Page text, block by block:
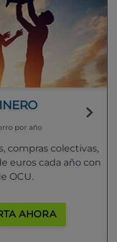
por año
compras colectivas,
euros cada año con
OCU.
AHORA